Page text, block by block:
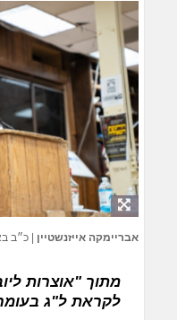
אבריימקה אייזנשטיין |כ״ב
לקראת ל"ג